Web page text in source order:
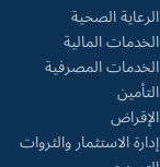
الرعاية الصحية
الخدمات المالية
الخدمات المصرفية
التأمين
الإقراض
إدارة الاستثمار والثروات